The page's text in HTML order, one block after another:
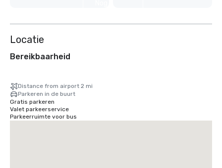
Locatie
Bereikbaarheid
Distance from airport 2 mi
Parkeren in de buurt
Gratis parkeren
Valet parkeerservice
Parkeerruimte voor bus